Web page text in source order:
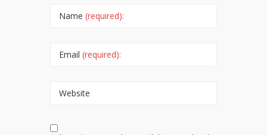
Name (required):
Email (required):
Website